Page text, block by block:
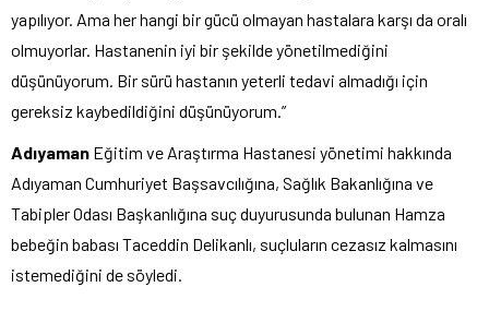
yapılıyor. Ama her hangi bir gücü olmayan hastalara karşı da oralı
olmuyorlar. Hastanenin iyi bir şekilde yönetilmediğini
düşünüyorum. Bir sürü hastanın yeterli tedavi almadığı için
gereksiz kaybedildiğini düşünüyorum.”
Adıyaman Eğitim ve Araştırma Hastanesi yönetimi hakkında
Adıyaman Cumhuriyet Başsavcılığına, Sağlık Bakanlığına ve
Tabipler Odası Başkanlığına suç duyurusunda bulunan Hamza
bebeğin babası Taceddin Delikanlı, suçluların cezasız kalmasını
istemediğini de söyledi.